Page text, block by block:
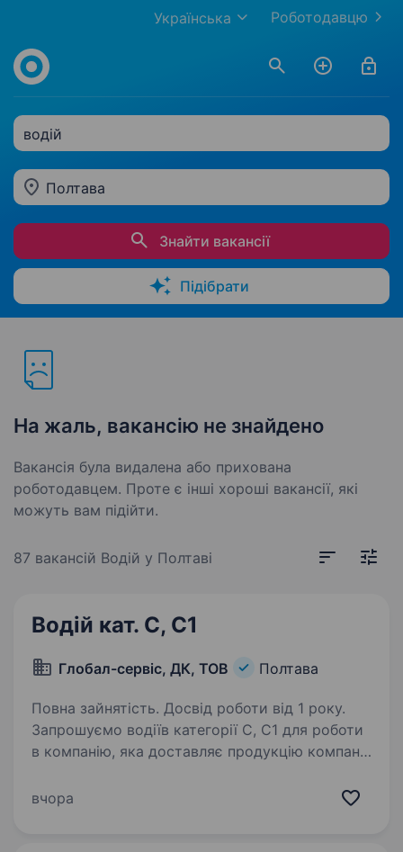
Роботодавцю
Українська
водій
Полтава
Знайти вакансії
Підібрати
На жаль, вакансію не знайдено
Вакансія була видалена або прихована
роботодавцем. Проте є інші хороші вакансії, які
можуть вам підійти.
87 вакансій Водій у Полтаві
Водій кат. С, С1
Глобал-сервіс, ДК, ТОВ Полтава
Повна зайнятість. Досвід роботи від 1 року.
Запрошуємо водіїв категорії С, С1 для роботи
в компанію, яка доставляє продукцію компанії
та являється найбільшим дистриб’ютером
вчора